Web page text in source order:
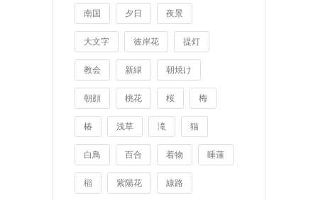
南国 夕日 夜景
大文字 彼岸花 提灯
教会 新緑 朝焼け
朝顔 桃花 桜 梅
椿 浅草 滝 猫
白鳥 百合 着物 睡蓮
稲 紫陽花 線路